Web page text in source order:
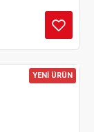
YENİ ÜRÜN